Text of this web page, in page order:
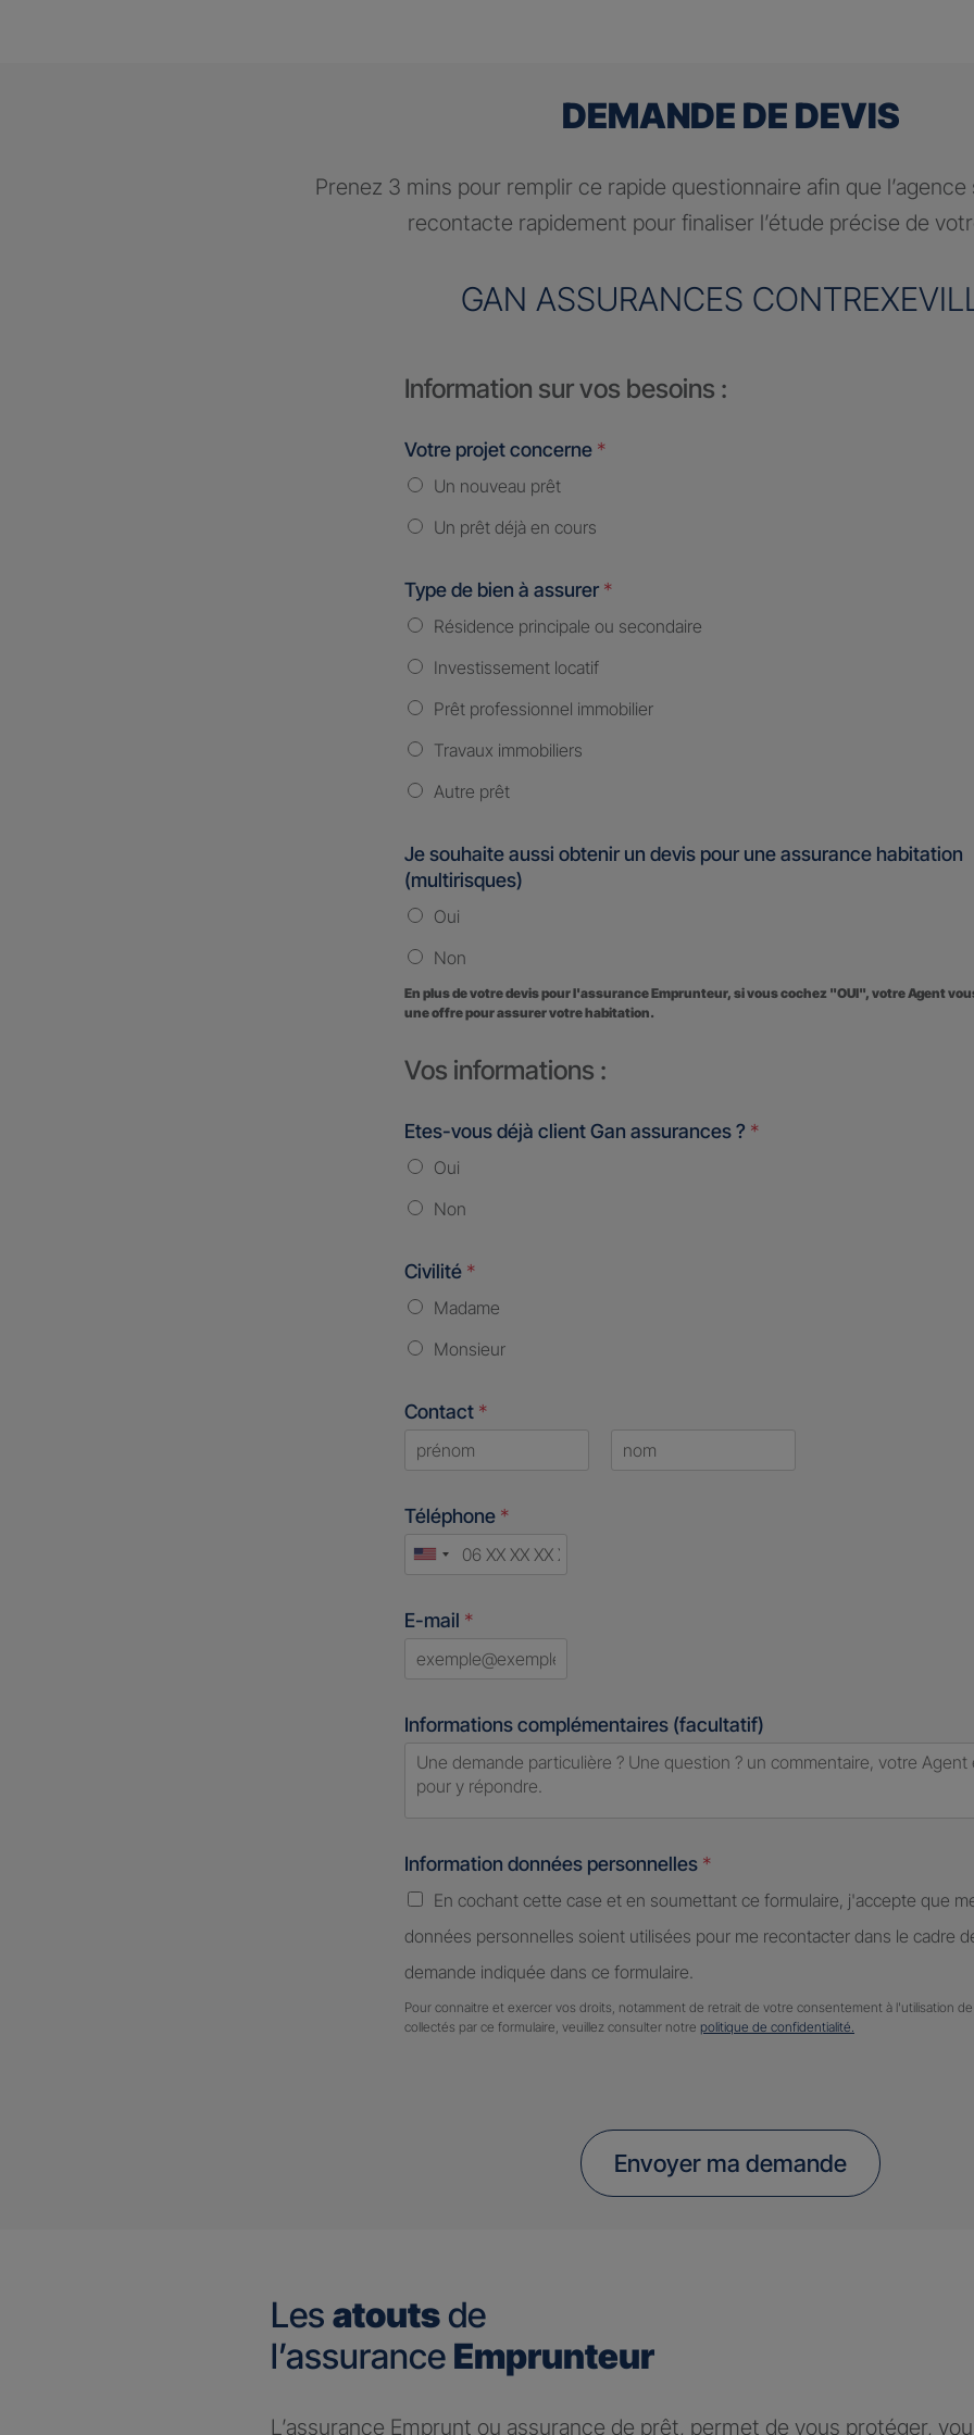
DEMANDE DE DEVIS
Prenez 3 mins pour remplir ce rapide questionnaire afin que
recontacte rapidement pour finaliser l’étude précise de
GAN ASSURANCES
Information sur vos besoins :
Votre projet concerne *
Un nouveau prêt
Un prêt déjà en cours
Type de bien à assurer *
Résidence principale ou secondaire
Investissement locatif
Prêt professionnel immobilier
Travaux immobiliers
Autre prêt
Je souhaite aussi obtenir un devis pour une assurance habitation
(multirisques)
Oui
Non
En plus de votre devis pour l'assurance Emprunteur, si vous cochez "OUI", votre Agent
une offre pour assurer votre habitation.
Vos informations :
Etes-vous déjà client Gan assurances ? *
Oui
Non
Civilité *
Madame
Monsieur
Contact *
Téléphone *
United
E-mail *
Informations complémentaires (facultatif)
Information données personnelles *
En cochant cette case et en soumettant ce formulaire, j'accepte que
données personnelles soient utilisées pour me recontacter dans le cadre
demande indiquée dans ce formulaire.
Pour connaitre et exercer vos droits, notamment de retrait de votre consentement à l'utilisation
collectés par ce formulaire, veuillez consulter notre politique de confidentialité.
Envoyer ma demande
Les atoutsde
l’assurance Emprunteur
L’assurance Emprunt ou assurance de prêt, permet de vous protéger,